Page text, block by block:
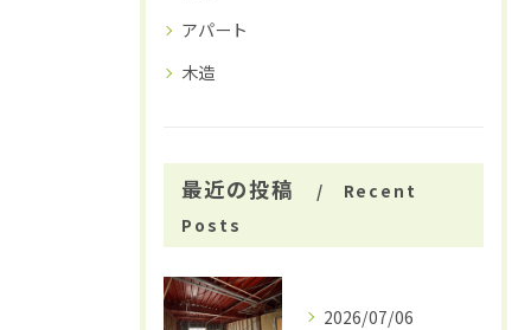
アパート
木造
最近の投稿
Recent
Posts
2026/07/06